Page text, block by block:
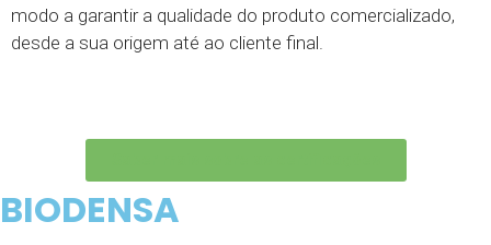
modo a garantir a qualidade do produto comercializado,
desde a sua origem até ao cliente final.
BIODENSA